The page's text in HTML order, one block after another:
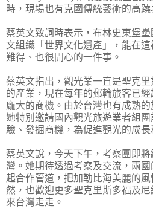
時，現場也有克國傳統藝術的高蹺
蔡英文致詞時表示，布林史東堡
文組織「世界文化遺產」，能在
難得、也很開心的一件事。
蔡英文指出，觀光業一直是聖克
的產業，現在每年的郵輪旅客已
龐大的商機。由於台灣也有成熟的
她特別邀請國內觀光旅遊業者組
驗、發掘商機，為促進觀光的成長
蔡英文說，今天下午，考察團即
灣。她期待透過考察及交流，兩
起合作管道，把加勒比海美麗的
然，也歡迎更多聖克里斯多福及
來台灣走走。